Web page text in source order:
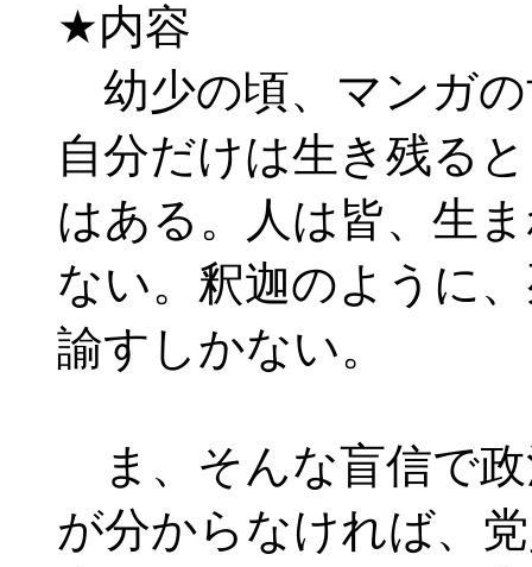
★内容
幼少の頃、マンガ
自分だけは生き残る
はある。人は皆、生
ない。釈迦のように
諭すしかない。
ま、そんな盲信で
が分からなければ、